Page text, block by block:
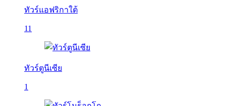
ทัวร์แอฟริกาใต้
11
ทัวร์ตูนีเซีย
1